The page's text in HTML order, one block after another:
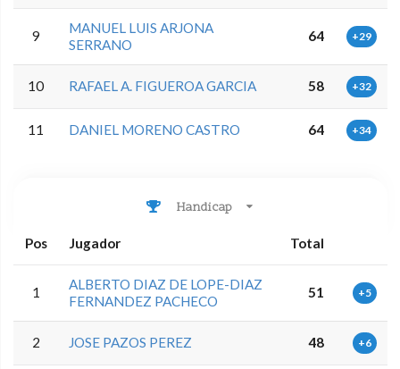
9
MANUEL LUIS ARJONA
SERRANO
64 +29
10 RAFAEL A. FIGUEROA GARCIA 58 +32
11 DANIEL MORENO CASTRO 64 +34
Handicap
Pos Jugador Total
1
ALBERTO DIAZ DE LOPE-DIAZ
FERNANDEZ PACHECO
51 +5
2 JOSE PAZOS PEREZ 48 +6